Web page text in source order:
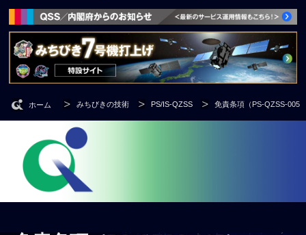
ホーム みちびきの技術 PS/IS-QZSS 免責条項（PS-QZSS-005